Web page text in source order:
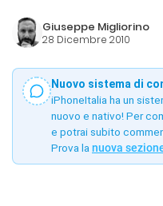
Giuseppe Migliorino
28 Dicembre 2010
Nuovo sistema di
iPhoneItalia ha un
nuovo e nativo! Per
e potrai subito
Prova la nuova